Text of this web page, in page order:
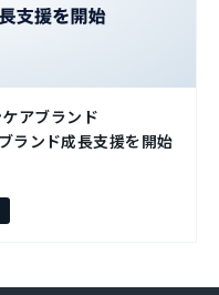
アブランド
ランド成長支援を開始